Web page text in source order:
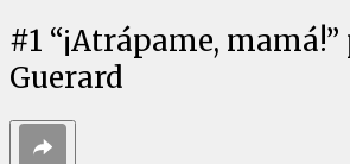
#1 “¡Atrápame,
Guerard